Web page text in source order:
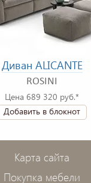
Диван ALICANTE
ROSINI
Цена 689 320 руб.*
Добавить в блокнот
Карта сайта
Покупка мебели